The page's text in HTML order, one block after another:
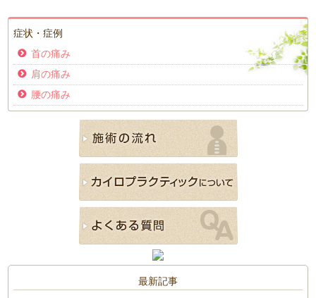
症状・症例
首の痛み
肩の痛み
腰の痛み
最新記事